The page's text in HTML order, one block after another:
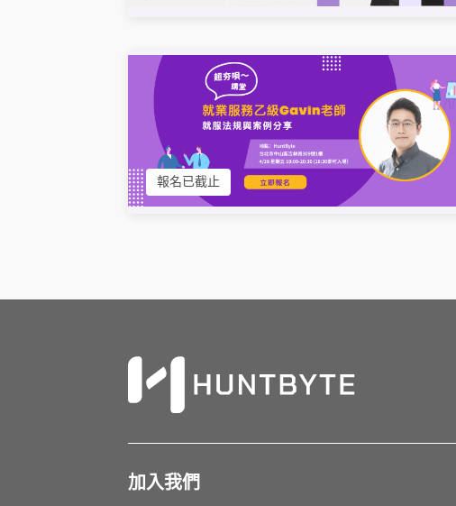
報名已截止
加入我們